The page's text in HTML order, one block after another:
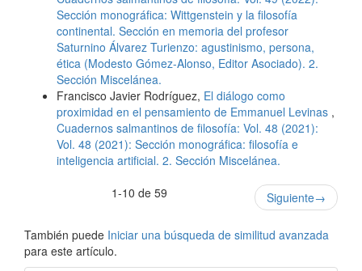
Sección monográfica: Wittgenstein y la filosofía
continental. Sección en memoria del profesor
Saturnino Álvarez Turienzo: agustinismo, persona,
ética (Modesto Gómez-Alonso, Editor Asociado). 2.
Sección Miscelánea.
Francisco Javier Rodríguez, El diálogo como
proximidad en el pensamiento de Emmanuel Levinas ,
Cuadernos salmantinos de filosofía: Vol. 48 (2021):
Vol. 48 (2021): Sección monográfica: filosofía e
inteligencia artificial. 2. Sección Miscelánea.
1-10 de 59
Siguiente→
También puede Iniciar una búsqueda de similitud avanzada
para este artículo.